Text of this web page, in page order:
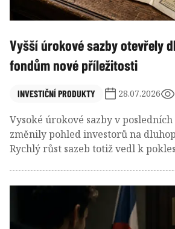
Vyšší úrokové sazby otevřely
fondům nové příležitosti
INVESTIČNÍ PRODUKTY 28.07.2026
Vysoké úrokové sazby v
změnily pohled investorů na
Rychlý růst sazeb totiž vedl k
proto přesunula svou pozornost k
spořicím účtům, které začaly
zhodnocení než v předchozích letech.